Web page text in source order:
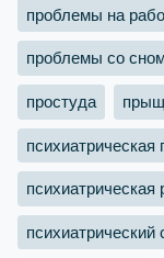
проблемы на
проблемы со
простуда
психиатрическая
психиатрический